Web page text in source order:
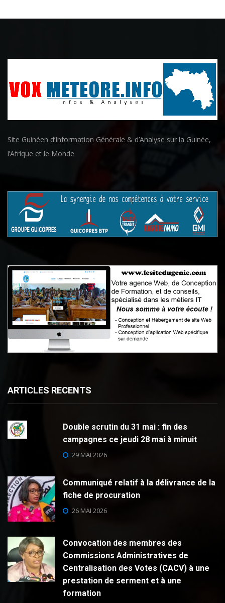
Site Guinéen d’Information Générale & d’Analyse sur la Guinée,
l’Afrique et le Monde
ARTICLES RECENTS
Double scrutin du 31 mai : fin des
campagnes ce jeudi 28 mai à minuit
29 MAI 2026
Communiqué relatif à la délivrance de la
fiche de procuration
26 MAI 2026
Convocation des membres des
Commissions Administratives de
Centralisation des Votes (CACV) à une
prestation de serment et à une
formation